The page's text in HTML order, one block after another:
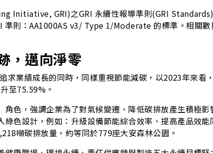
Initiative, GRI)之GRI 永續性報導準則(GRI
則：AA1000AS v3/ Type 1/Moderate 的標準。相關
，邁向淨零
求業績成長的同時，同樣重視節能減碳，以2023年來
至75.59%。
色，強調企業為了對氣候變遷、降低碳排放產生積極
色設計，例如：升級設備節能綜合效率、提高產品效
噸碳排放量，約等同於779座大安森林公園。